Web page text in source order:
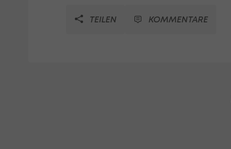
TEILEN KOMMENTARE